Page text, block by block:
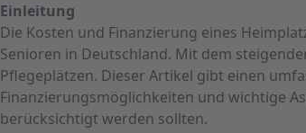
Einleitung
Die Kosten und Finanzierung eines
Senioren in Deutschland. Mit dem
Pflegeplätzen. Dieser Artikel gibt einen
Finanzierungsmöglichkeiten und wichtige
berücksichtigt werden sollten.